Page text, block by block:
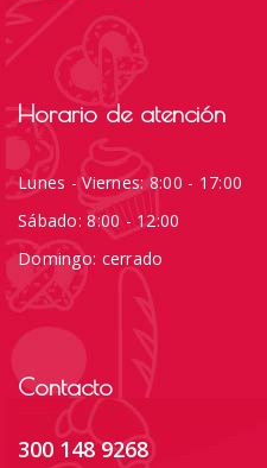
Horario de atención
Lunes - Viernes: 8:00 - 17:00
Sábado: 8:00 - 12:00
Domingo: cerrado
Contacto
300 148 9268